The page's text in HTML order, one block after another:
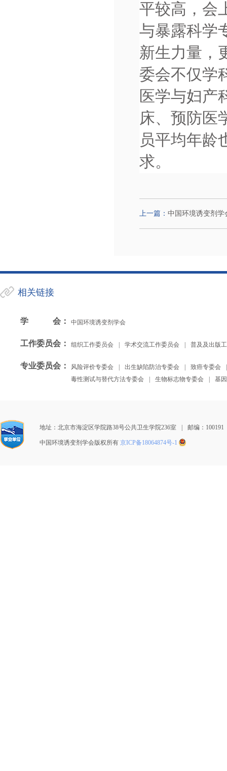
平较高，会
与暴露科学
新生力量，
委会不仅学
医学与妇产
床、预防医
员平均年龄
求。
上一篇： 中国环境诱变剂学
相关链接
学会 ： 中国环境诱变剂学会
工作委员会 ： 组织工作委员会 学术交流工作委员会 普及及出版
专业委员会 ： 风险评价专委会 出生缺陷防治专委会 致癌专委会
毒性测试与替代方法专委会
生物标志物专委会 基
地址：北京市海淀区学院路38号公共卫生学院236室 邮编：100191
中国环境诱变剂学会版权所有 京ICP备18064874号-1